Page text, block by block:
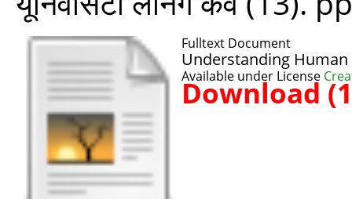
Fulltext Document
Understanding
Available under License
Download